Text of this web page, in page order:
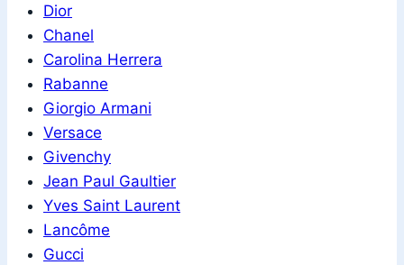
Dior
Chanel
Carolina Herrera
Rabanne
Giorgio Armani
Versace
Givenchy
Jean Paul Gaultier
Yves Saint Laurent
Lancôme
Gucci